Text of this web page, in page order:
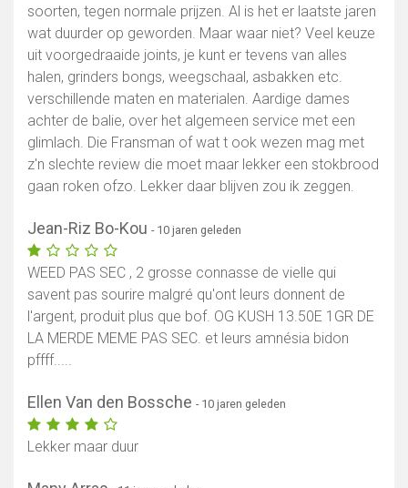
soorten, tegen normale prijzen. Al is het er laatste jaren
wat duurder op geworden. Maar waar niet? Veel keuze
uit voorgedraaide joints, je kunt er tevens van alles
halen, grinders bongs, weegschaal, asbakken etc.
verschillende maten en materialen. Aardige dames
achter de balie, over het algemeen service met een
glimlach. Die Fransman of wat t ook wezen mag met
z'n slechte review die moet maar lekker een stokbrood
gaan roken ofzo. Lekker daar blijven zou ik zeggen.
Jean-Riz Bo-Kou - 10 jaren geleden
WEED PAS SEC , 2 grosse connasse de vielle qui
savent pas sourire malgré qu'ont leurs donnent de
l'argent, produit plus que bof. OG KUSH 13.50E 1GR DE
LA MERDE MEME PAS SEC. et leurs amnésia bidon
pffff.....
Ellen Van den Bossche - 10 jaren geleden
Lekker maar duur